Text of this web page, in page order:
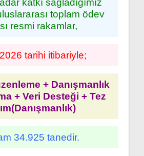
toplam ödev
resmi rakamlar,
tarihi itibariyle;
+ Danışmanlık
+ Veri Desteği + Tez
34.925 tanedir.